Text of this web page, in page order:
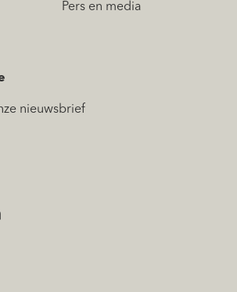
Pers en media
nieuwsbrief